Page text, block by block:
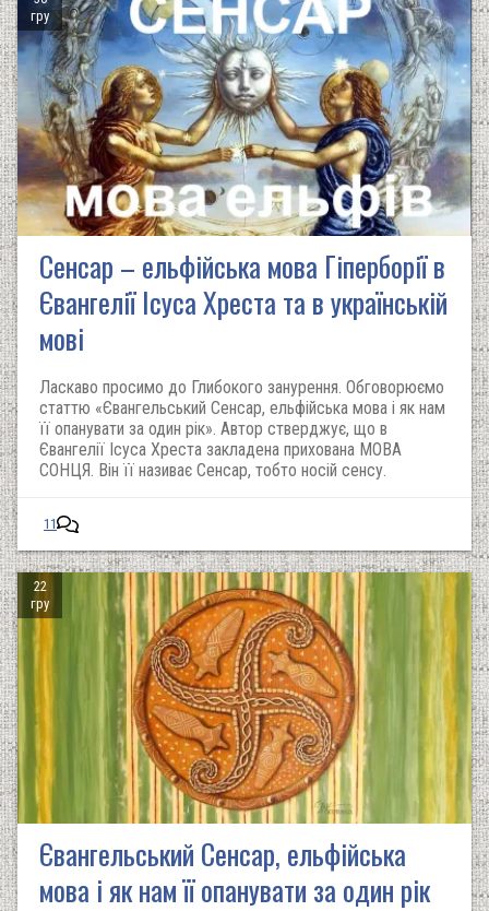
гру
Сенсар – ельфійська мова Гіперборії в
Євангелії Ісуса Хреста та в українській
мові
Ласкаво просимо до Глибокого занурення. Обговорюємо
статтю «Євангельський Сенсар, ельфійська мова і як нам
її опанувати за один рік». Автор стверджує, що в
Євангелії Ісуса Хреста закладена прихована МОВА
СОНЦЯ. Він її називає Сенсар, тобто носій сенсу.
11
22
гру
Євангельський Сенсар, ельфійська
мова і як нам її опанувати за один рік